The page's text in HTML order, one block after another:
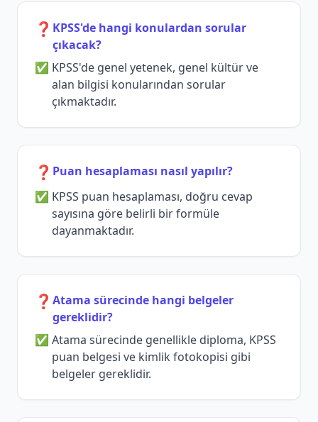
❓ KPSS'de hangi konulardan sorular
çıkacak?
KPSS'de genel yetenek, genel kültür ve
alan bilgisi konularından sorular
çıkmaktadır.
❓ Puan hesaplaması nasıl yapılır?
KPSS puan hesaplaması, doğru cevap
sayısına göre belirli bir formüle
dayanmaktadır.
❓ Atama sürecinde hangi belgeler
gereklidir?
Atama sürecinde genellikle diploma, KPSS
puan belgesi ve kimlik fotokopisi gibi
belgeler gereklidir.